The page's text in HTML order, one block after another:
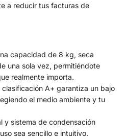
a reducir tus facturas de
capacidad de 8 kg, seca
una sola vez, permitiéndote
realmente importa.
clasificación A+ garantiza un bajo
el medio ambiente y tu
y sistema de condensación
sea sencillo e intuitivo.